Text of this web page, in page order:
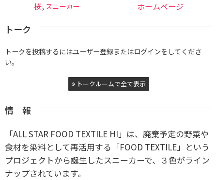
桜, スニーカー ホームページ
トーク
トークを投稿するにはユーザー登録またはログインをしてくださ
い。
トークルームで全て表示
情 報
「ALL STAR FOOD TEXTILE HI」は、廃棄予定の野菜や
食材を染料として再活用する「FOOD TEXTILE」という
プロジェクトから誕生したスニーカーで、３色がライン
ナップされています。